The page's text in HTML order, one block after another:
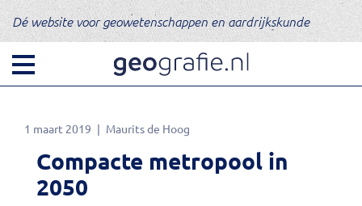
Dé website voor geowetenschappen en aardrijkskunde
1 maart 2019 Maurits de Hoog
Compacte metropool in
2050